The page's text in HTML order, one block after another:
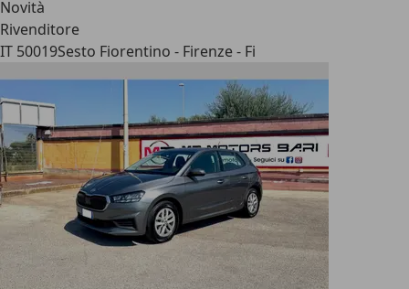
Novità
Rivenditore
IT 50019Sesto Fiorentino - Firenze - Fi